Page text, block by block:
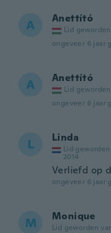
A Anettító
Lid
ongeveer 6 jaar
A Anettító
Lid
ongeveer 6 jaar
L Linda
Lid geworden
2014
Verliefd op
ongeveer 6 jaar
M Monique
Lid geworden